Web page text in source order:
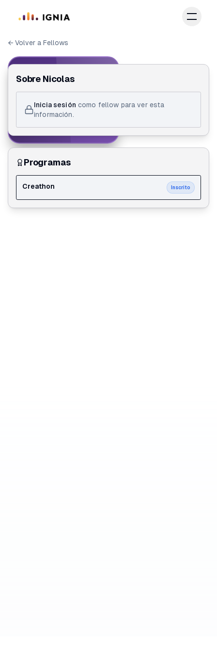
← Volver a Fellows
ID de Fellow
Nicolas Carreño
Sobre Nicolas
Inicia sesión como fellow para ver esta
información.
Programas
Creathon Inscrito